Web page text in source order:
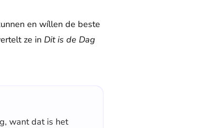
en wíllen de beste
ze in Dit is de Dag
want dat is het